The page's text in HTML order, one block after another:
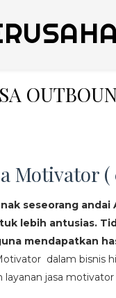
Motivator
seseorang
lebih antusias.
mendapatkan
dalam bisnis
layanan jasa